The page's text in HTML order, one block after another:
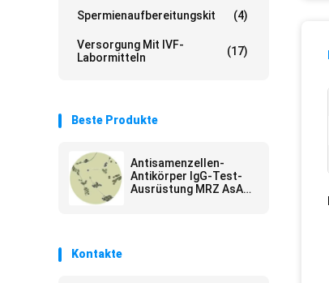
Spermienaufbereitungskit (4)
Versorgung Mit IVF-
Labormitteln
(17)
Beste Produkte
Antisamenzellen-
Antikörper IgG-Test-
Ausrüstung MRZ AsAb
Kontakte